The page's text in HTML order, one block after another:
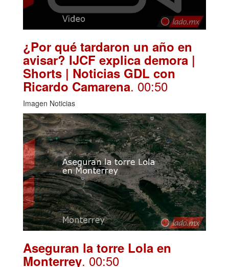
¿Por qué tardaron un año en
avisar? IJCF explica demora |
Shorts | Noticias GDL con
Ricardo Camarena. 00:50
Imagen Noticias
Aseguran la torre Lola en
Monterrey. 00:50